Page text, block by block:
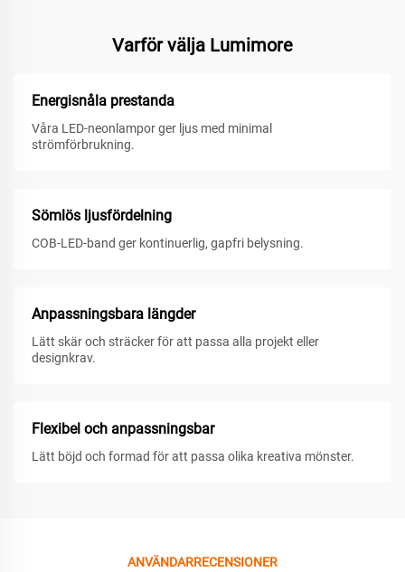
Varför välja Lumimore
Energisnåla prestanda
Våra LED-neonlampor ger ljus med minimal
strömförbrukning.
Sömlös ljusfördelning
COB-LED-band ger kontinuerlig, gapfri belysning.
Anpassningsbara längder
Lätt skär och sträcker för att passa alla projekt eller
designkrav.
Flexibel och anpassningsbar
Lätt böjd och formad för att passa olika kreativa mönster.
ANVÄNDARRECENSIONER